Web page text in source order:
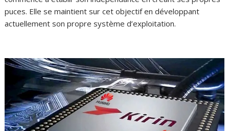
puces. Elle se maintient sur cet objectif en développant
actuellement son propre système d’exploitation.